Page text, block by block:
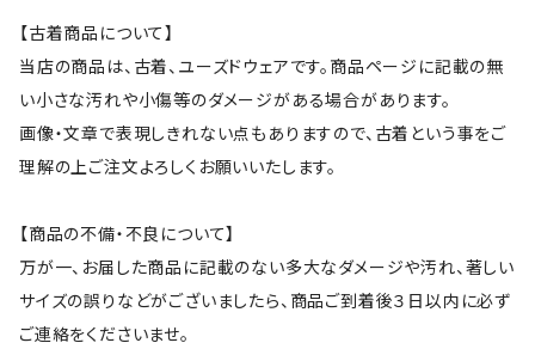
【古着商品について】
当店の商品は、古着、ユーズドウェアです。商品ページに記載の無
い小さな汚れや小傷等のダメージがある場合があります。
画像・文章で表現しきれない点もありますので、古着という事をご
理解の上ご注文よろしくお願いいたします。
【商品の不備・不良について】
万が一、お届した商品に記載のない多大なダメージや汚れ、著しい
サイズの誤りなどがございましたら、商品ご到着後３日以内に必ず
ご連絡をくださいませ。